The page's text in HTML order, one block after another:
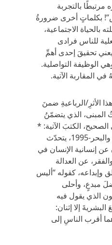
مرتبطًا بالتجربة
بكلماتٍ أخرى ضرورةُ
بالحياة الاجتماعية،
للناس فرادى
تحقيقَ إحدى أهمِّ
الوظيفة التواصلية.
المقاربة الآتية.
الأثرِ/الرباعيةِ ضمنَ
المبنى، الذي يتضمّنُ
الكتبَ الآتية: *
الكتاب الأول: المجنون والبحر-1995، يتحدّث
إنسانية الإنسان في
عن العدالة
وإبداعه، كقوله “أليس
مبدعٍ، وأحلى
الذي يقول فيه
إلا إثنان:
أقرب الناسِ إلى